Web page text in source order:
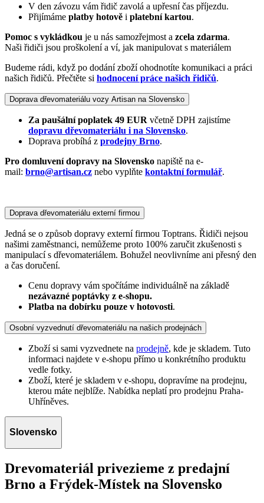
V den závozu vám řidič zavolá a upřesní čas příjezdu.
Přijímáme platby hotově i platební kartou.
Pomoc s vykládkou je u nás samozřejmost a zcela zdarma.
Naši řidiči jsou proškolení a ví, jak manipulovat s materiálem
Budeme rádi, když po dodání zboží ohodnotíte komunikaci a práci
našich řidičů. Přečtěte si hodnocení práce našich řidičů.
Doprava dřevomateriálu vozy Artisan na Slovensko
Za paušální poplatek 49 EUR včetně DPH zajistíme
dopravu dřevomateriálu i na Slovensko.
Doprava probíhá z prodejny Brno.
Pro domluvení dopravy na Slovensko napiště na e-
mail: brno@artisan.cz nebo vyplňte kontaktní formulář.
Doprava dřevomateriálu externí firmou
Jedná se o způsob dopravy externí firmou Toptrans. Řidiči nejsou
našimi zaměstnanci, nemůžeme proto 100% zaručit zkušenosti s
manipulací s dřevomateriálem. Bohužel neovlivníme ani přesný den
a čas doručení.
Cenu dopravy vám spočítáme individuálně na základě
nezávazné poptávky z e-shopu.
Platba na dobírku pouze v hotovosti.
Osobní vyzvednutí dřevomateriálu na našich prodejnách
Zboží si sami vyzvednete na prodejně, kde je skladem. Tuto
informaci najdete v e-shopu přímo u konkrétního produktu
vedle fotky.
Zboží, které je skladem v e-shopu, dopravíme na prodejnu,
kterou máte nejblíže. Nabídka neplatí pro prodejnu Praha-
Uhříněves.
Slovensko
Drevomateriál privezieme z predajní
Brno a Frýdek-Místek na Slovensko